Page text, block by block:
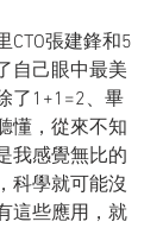
CTO張建鋒和5
自己眼中最美
了1+1=2、畢
懂，從來不知
我感覺無比的
科學就可能沒
這些應用，就